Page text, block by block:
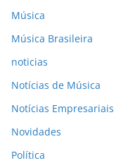
Música
Música Brasileira
noticias
Notícias de Música
Notícias Empresariais
Novidades
Política